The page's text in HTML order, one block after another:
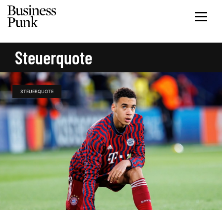
Steuerquote
STEUERQUOTE